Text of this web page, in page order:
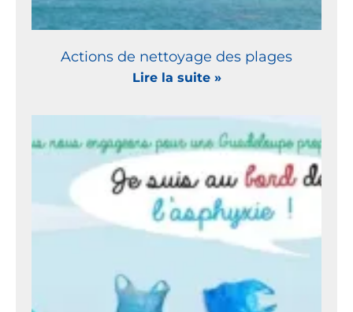
Actions de nettoyage des plages
Lire la suite »